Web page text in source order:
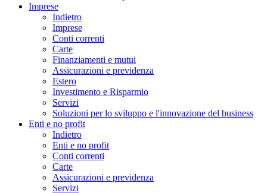
Imprese
Indietro
Imprese
Conti correnti
Carte
Finanziamenti e mutui
Assicurazioni e previdenza
Estero
Investimento e Risparmio
Servizi
Soluzioni per lo sviluppo e l'innovazione del business
Enti e no profit
Indietro
Enti e no profit
Conti correnti
Carte
Assicurazioni e previdenza
Servizi